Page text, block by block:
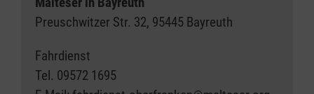
Preuschwitzer Str. 32, 95445 Bayreuth
Fahrdienst
Tel. 09572 1695